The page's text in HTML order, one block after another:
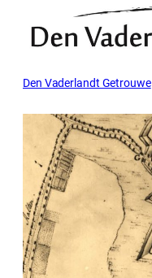
Den Vaderlandt Getrouwe